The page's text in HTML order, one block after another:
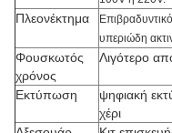
Πλεονέκτημα
υπεριώδη
Φουσκωτός
χρόνος
Λιγότερο
Εκτύπωση
ψηφιακή
χέρι